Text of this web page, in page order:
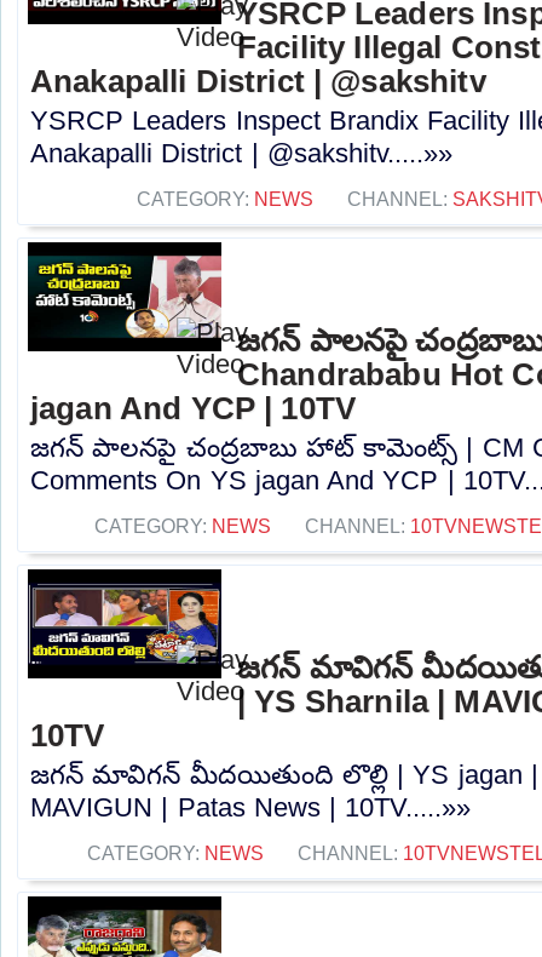
YSRCP Leaders
Facility Illegal
Anakapalli District | @sakshitv
YSRCP Leaders Inspect Brandix Facility
Anakapalli District | @sakshitv.....»»
CATEGORY: NEWS CHANNEL:
జగన్ పాలనపై
Chandrababu Hot
jagan And YCP | 10TV
జగన్ పాలనపై చంద్రబాబు హాట్ కామెంట్స్ | CM
Comments On YS jagan And YCP |
CATEGORY: NEWS CHANNEL:
జగన్ మావిగన్
| YS Sharnila |
10TV
జగన్ మావిగన్ మీదయితుంది లొల్లి | YS jagan |
MAVIGUN | Patas News | 10TV.....»»
CATEGORY: NEWS CHANNEL: